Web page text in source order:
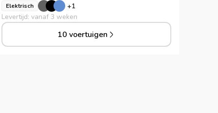
Elektrisch +1
Levertijd: vanaf 3 weken
10 voertuigen